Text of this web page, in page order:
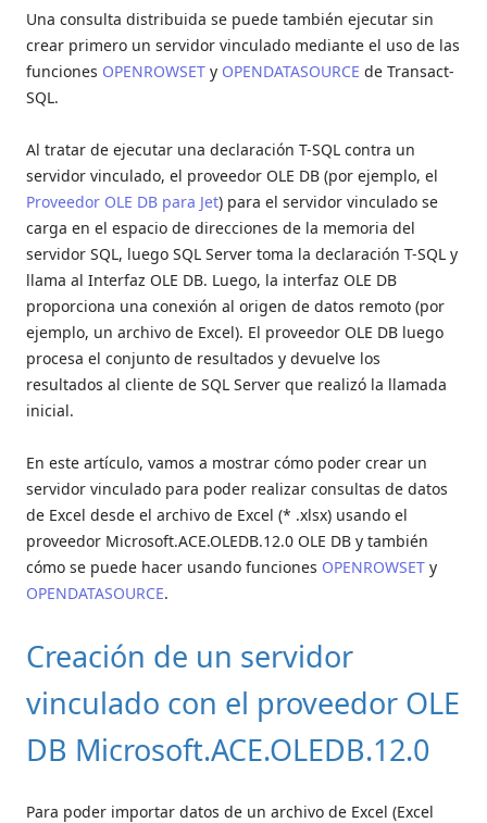
Una consulta distribuida se puede también ejecutar sin
crear primero un servidor vinculado mediante el uso de las
funciones OPENROWSET y OPENDATASOURCE de Transact-
SQL.
Al tratar de ejecutar una declaración T-SQL contra un
servidor vinculado, el proveedor OLE DB (por ejemplo, el
Proveedor OLE DB para Jet) para el servidor vinculado se
carga en el espacio de direcciones de la memoria del
servidor SQL, luego SQL Server toma la declaración T-SQL y
llama al Interfaz OLE DB. Luego, la interfaz OLE DB
proporciona una conexión al origen de datos remoto (por
ejemplo, un archivo de Excel). El proveedor OLE DB luego
procesa el conjunto de resultados y devuelve los
resultados al cliente de SQL Server que realizó la llamada
inicial.
En este artículo, vamos a mostrar cómo poder crear un
servidor vinculado para poder realizar consultas de datos
de Excel desde el archivo de Excel (* .xlsx) usando el
proveedor Microsoft.ACE.OLEDB.12.0 OLE DB y también
cómo se puede hacer usando funciones OPENROWSET y
OPENDATASOURCE.
Creación de un servidor
vinculado con el proveedor OLE
DB Microsoft.ACE.OLEDB.12.0
Para poder importar datos de un archivo de Excel (Excel